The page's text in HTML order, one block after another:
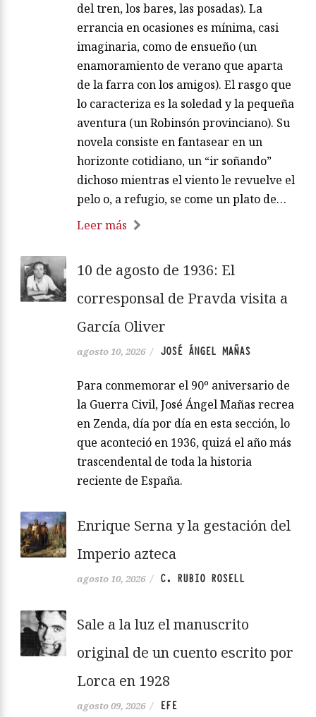
del tren, los bares, las posadas). La
errancia en ocasiones es mínima, casi
imaginaria, como de ensueño (un
enamoramiento de verano que aparta
de la farra con los amigos). El rasgo que
lo caracteriza es la soledad y la pequeña
aventura (un Robinsón provinciano). Su
novela consiste en fantasear en un
horizonte cotidiano, un “ir soñando”
dichoso mientras el viento le revuelve el
pelo o, a refugio, se come un plato de…
Leer más
10 de agosto de 1936: El
corresponsal de Pravda visita a
García Oliver
agosto 10, 2026 / JOSÉ ÁNGEL MAÑAS
Para conmemorar el 90º aniversario de
la Guerra Civil, José Ángel Mañas recrea
en Zenda, día por día en esta sección, lo
que aconteció en 1936, quizá el año más
trascendental de toda la historia
reciente de España.
Enrique Serna y la gestación del
Imperio azteca
agosto 10, 2026 / C. RUBIO ROSELL
Sale a la luz el manuscrito
original de un cuento escrito por
Lorca en 1928
agosto 09, 2026 / EFE